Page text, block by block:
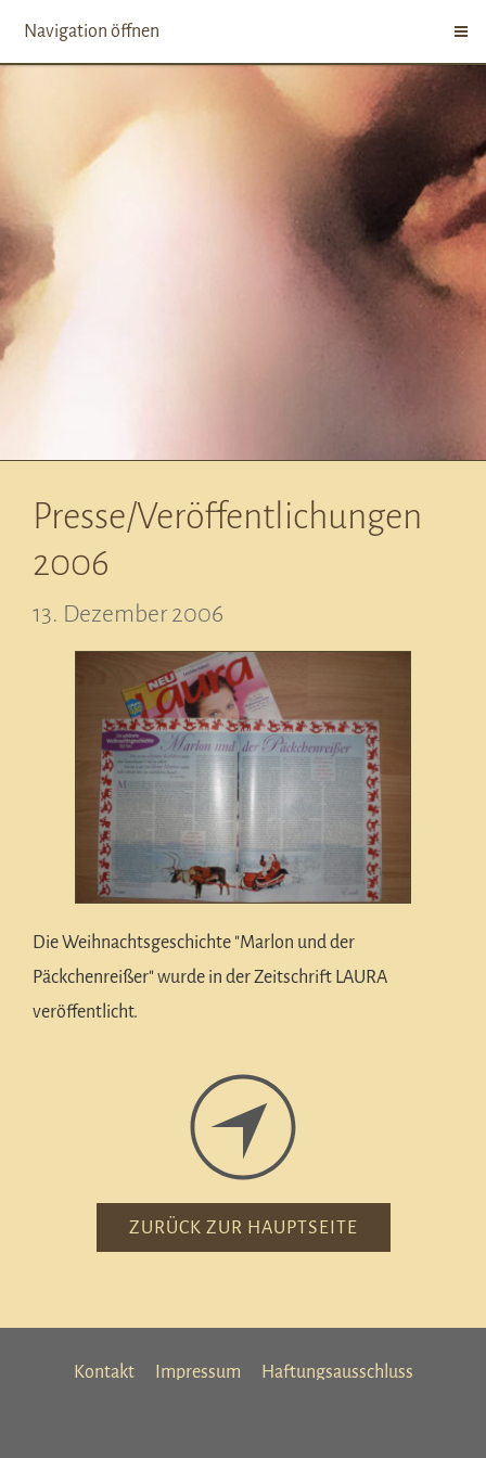
Navigation öffnen
Presse/Veröffentlichungen
2006
13. Dezember 2006
Die Weihnachtsgeschichte "Marlon und der
Päckchenreißer" wurde in der Zeitschrift LAURA
veröffentlicht.
ZURÜCK ZUR HAUPTSEITE
Kontakt Impressum
Haftungsausschluss